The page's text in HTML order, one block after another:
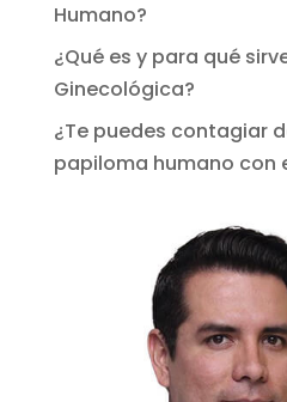
Humano?
¿Qué es y para qué
Ginecológica?
¿Te puedes contagiar
papiloma humano con